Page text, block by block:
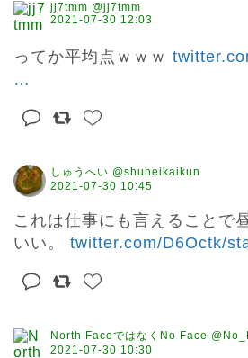
jj7tmm @jj7tmm
2021-07-30 12:03
ってか平均点ｗｗｗ
…
しゅうへい @shuheikaikun
2021-07-30 10:45
これは仕事にも言えることで
いい。 twitter.com/D6Octk/
North FaceではなくNo Face
2021-07-30 10:30